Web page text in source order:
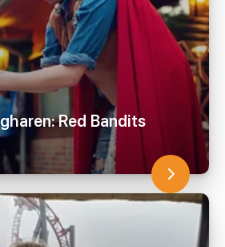
Red Bandits